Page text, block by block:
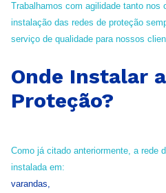
Trabalhamos com agilidade tanto nos
instalação das redes de proteção
serviço de qualidade para nossos
Onde Instalar
Proteção?
Como já citado anteriormente, a rede
instalada em:
varandas,